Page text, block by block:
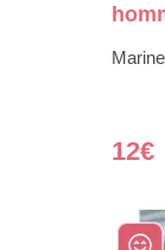
12€